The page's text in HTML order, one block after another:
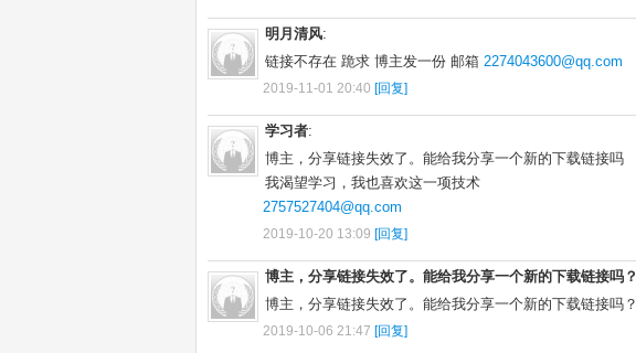
明月清风:
链接不存在 跪求 博主发一份 邮箱 2274043600@qq.com
2019-11-01 20:40 [回复]
学习者:
博主，分享链接失效了。能给我分享一个新的下载链接吗
我渴望学习，我也喜欢这一项技术
2757527404@qq.com
2019-10-20 13:09 [回复]
博主，分享链接失效了。能给我分享一个新的下载链接吗？
博主，分享链接失效了。能给我分享一个新的下载链接吗？
2019-10-06 21:47 [回复]